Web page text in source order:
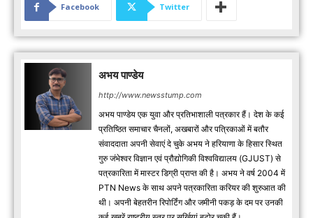
Facebook Twitter
अभय पाण्डेय
http://www.newsstump.com
अभय पाण्डेय एक युवा और प्रतिभाशाली पत्रकार हैं। देश के कई
प्रतिष्ठित समाचार चैनलों, अखबारों और पत्रिकाओं में बतौर
संवाददाता अपनी सेवाएं दे चुके अभय ने हरियाणा के हिसार स्थित
गुरु जंभेश्वर विज्ञान एवं प्रौद्योगिकी विश्वविद्यालय (GJUST) से
पत्रकारिता में मास्टर डिग्री प्राप्त की है। अभय ने वर्ष 2004 में
PTN News के साथ अपने पत्रकारिता करियर की शुरुआत की
थी। अपनी बेहतरीन रिपोर्टिंग और जमीनी पकड़ के दम पर उनकी